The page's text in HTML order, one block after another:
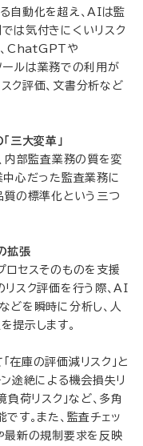
自動化を超え、AIは監
は気付きにくいリスク
、ChatGPTや
は業務での利用が
ク評価、文書分析など
三大変革」
内部監査業務の質を変
中心だった監査業務に
質の標準化という三つ
拡張
セスそのものを支援
スク評価を行う際、AI
どを瞬時に分析し、人
提示します。
在庫の評価減リスク」と
途絶による機会損失リ
荷リスク」など、多角
す。また、監査チェッ
最新の規制要求を反映